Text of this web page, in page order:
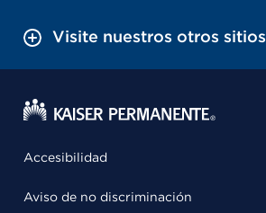
Visite nuestros otros sitios
Accesibilidad
Aviso de no discriminación